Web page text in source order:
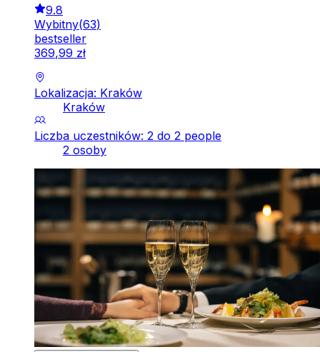
9.8
Wybitny(63)
bestseller
369,99 zł
Lokalizacja: Kraków
Kraków
Liczba uczestników: 2 do 2 people
2 osoby